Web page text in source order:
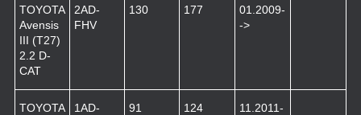
TOYOTA
Avensis
III (T27)
2.2 D-
CAT
2AD-
FHV
130 177
01.2009-
->
TOYOTA
1AD-
91 124
11.2011-